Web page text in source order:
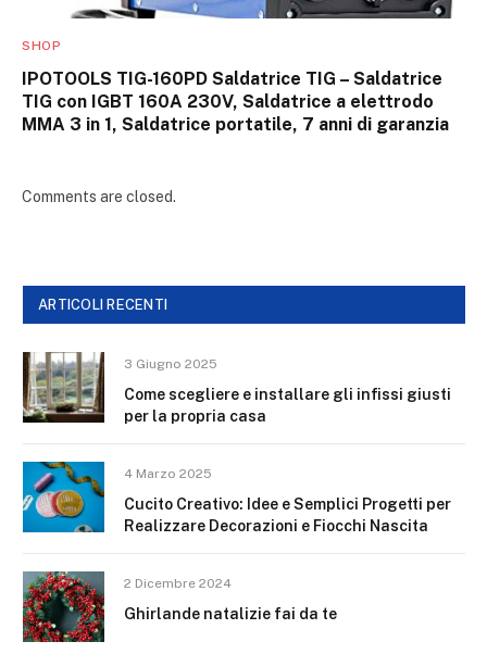
SHOP
IPOTOOLS TIG-160PD Saldatrice TIG – Saldatrice
TIG con IGBT 160A 230V, Saldatrice a elettrodo
MMA 3 in 1, Saldatrice portatile, 7 anni di garanzia
Comments are closed.
ARTICOLI RECENTI
3 Giugno 2025
Come scegliere e installare gli infissi giusti
per la propria casa
4 Marzo 2025
Cucito Creativo: Idee e Semplici Progetti per
Realizzare Decorazioni e Fiocchi Nascita
2 Dicembre 2024
Ghirlande natalizie fai da te